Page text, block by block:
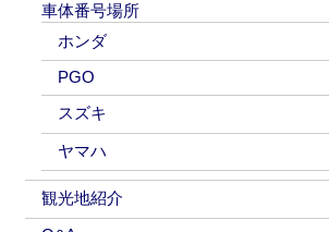
車体番号場所
ホンダ
PGO
スズキ
ヤマハ
観光地紹介